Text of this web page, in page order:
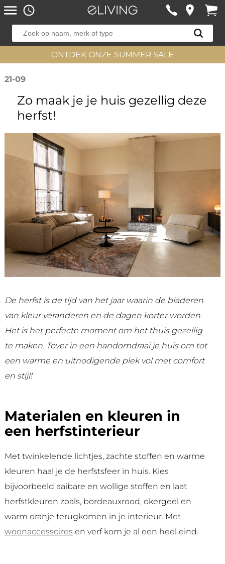
ONTDEK ONZE SUMMER SALE
21-09
Zo maak je je huis gezellig deze
herfst!
De herfst is de tijd van het jaar waarin de bladeren
van kleur veranderen en de dagen korter worden.
Het is het perfecte moment om het thuis gezellig
te maken. Tover in een handomdraai je huis om tot
een warme en uitnodigende plek vol met comfort
en stijl!
Materialen en kleuren in
een herfstinterieur
Met twinkelende lichtjes, zachte stoffen en warme
kleuren haal je de herfstsfeer in huis. Kies
bijvoorbeeld aaibare en wollige stoffen en laat
herfstkleuren zoals, bordeauxrood, okergeel en
warm oranje terugkomen in je interieur. Met
woonaccessoires en verf kom je al een heel eind.